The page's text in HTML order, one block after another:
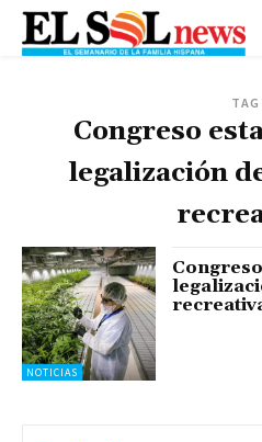
TAG
Congreso
legalización
NOTICIAS